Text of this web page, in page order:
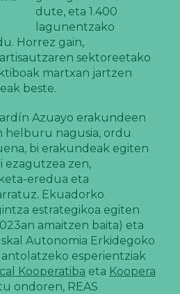
dute, eta 1.400
lagunentzako
Horrez gain,
sektoreetako
martxan jartzen
beste.
Azuayo erakundeen
helburu nagusia, ordu
bi erakundeak egiten
ezagutzea zen,
eredua eta
Ekuadorko
estrategikoa egiten
amaitzen baita) eta
Autonomia Erkidegoko
antolatzeko esperientziak
Kooperatiba eta Koopera
ondoren, REAS